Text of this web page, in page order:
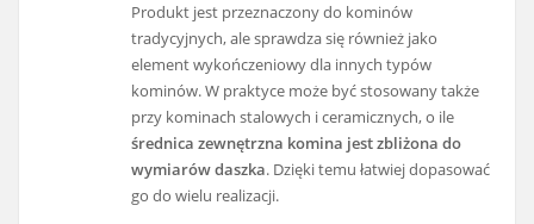
Produkt jest przeznaczony do kominów
tradycyjnych, ale sprawdza się również jako
element wykończeniowy dla innych typów
kominów. W praktyce może być stosowany także
przy kominach stalowych i ceramicznych, o ile
średnica zewnętrzna komina jest zbliżona do
wymiarów daszka. Dzięki temu łatwiej dopasować
go do wielu realizacji.